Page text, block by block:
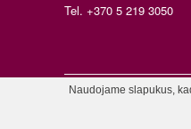
Tel. +370 5 219 3050
Naudojame slapukus,